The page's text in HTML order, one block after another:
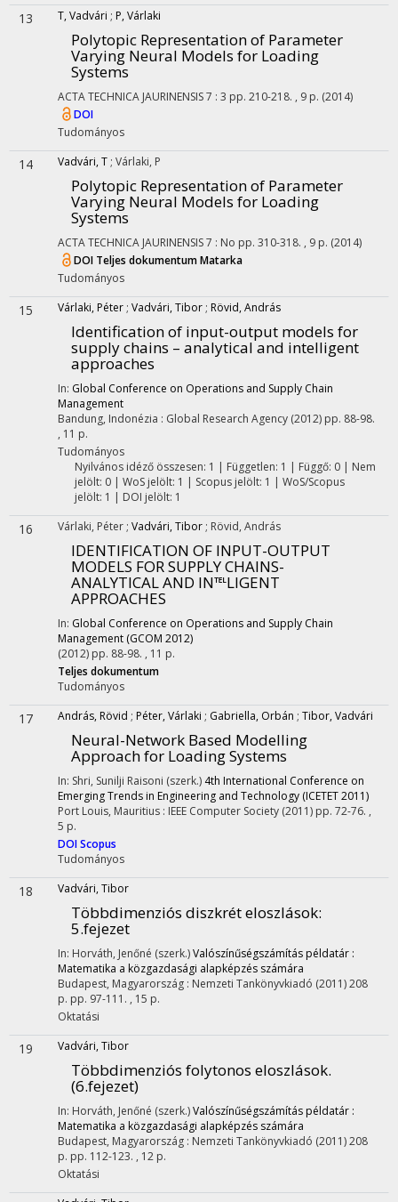
13 T, Vadvári ; P, Várlaki
Polytopic Representation of Parameter
Varying Neural Models for Loading
Systems
ACTA TECHNICA JAURINENSIS7 : 3 pp. 210-218. , 9 p. (2014)
DOI
Tudományos
14 Vadvári, T ; Várlaki, P
Polytopic Representation of Parameter
Varying Neural Models for Loading
Systems
ACTA TECHNICA JAURINENSIS7 : No pp. 310-318. , 9 p. (2014)
DOI Teljes dokumentumMatarka
Tudományos
15 Várlaki, Péter ; Vadvári, Tibor ; Rövid, András
Identification of input-output models for
supply chains – analytical and intelligent
approaches
In: Global Conference on Operations and Supply Chain
Management
Bandung, Indonézia : Global Research Agency (2012) pp. 88-98.
, 11 p.
Tudományos
Nyilvános idéző összesen: 1 | Független: 1 | Függő: 0 | Nem
jelölt: 0 | WoS jelölt: 1 | Scopus jelölt: 1 | WoS/Scopus
jelölt: 1 | DOI jelölt: 1
16 Várlaki, Péter ; Vadvári, Tibor ; Rövid, András
IDENTIFICATION OF INPUT-OUTPUT
MODELS FOR SUPPLY CHAINS-
ANALYTICAL AND IN℡LIGENT
APPROACHES
In: Global Conference on Operations and Supply Chain
Management (GCOM 2012)
(2012) pp. 88-98. , 11 p.
Teljes dokumentum
Tudományos
17 András, Rövid ; Péter, Várlaki ; Gabriella, Orbán ; Tibor, Vadvári
Neural-Network Based Modelling
Approach for Loading Systems
In: Shri, Sunilji Raisoni (szerk.) 4th International Conference on
Emerging Trends in Engineering and Technology (ICETET 2011)
Port Louis, Mauritius : IEEE Computer Society (2011) pp. 72-76. ,
5 p.
DOIScopus
Tudományos
18 Vadvári, Tibor
Többdimenziós diszkrét eloszlások:
5.fejezet
In: Horváth, Jenőné (szerk.)Valószínűségszámítás példatár :
Matematika a közgazdasági alapképzés számára
Budapest, Magyarország : Nemzeti Tankönyvkiadó (2011)208
p. pp. 97-111. , 15 p.
Oktatási
19 Vadvári, Tibor
Többdimenziós folytonos eloszlások.
(6.fejezet)
In: Horváth, Jenőné (szerk.)Valószínűségszámítás példatár :
Matematika a közgazdasági alapképzés számára
Budapest, Magyarország : Nemzeti Tankönyvkiadó (2011)208
p. pp. 112-123. , 12 p.
Oktatási